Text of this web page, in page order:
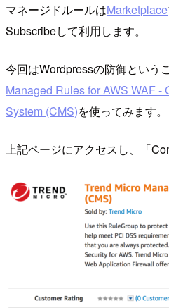
マネージドルールはMarketplace
Subscribeして利用します。
今回はWordpressの防御というこ
Managed Rules for AWS WAF -
System (CMS)を使ってみます。
上記ページにアクセスし、「